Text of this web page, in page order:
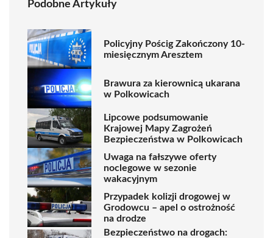
Podobne Artykuły
Policyjny Pościg Zakończony 10-
miesięcznym Aresztem
Brawura za kierownicą ukarana
w Polkowicach
Lipcowe podsumowanie
Krajowej Mapy Zagrożeń
Bezpieczeństwa w Polkowicach
Uwaga na fałszywe oferty
noclegowe w sezonie
wakacyjnym
Przypadek kolizji drogowej w
Grodowcu – apel o ostrożność
na drodze
Bezpieczeństwo na drogach: